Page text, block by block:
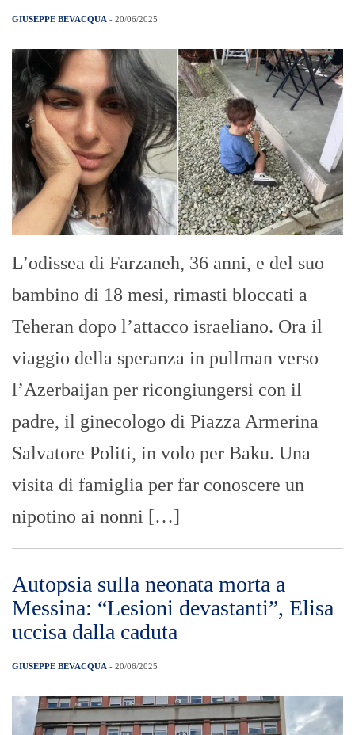
GIUSEPPE BEVACQUA - 20/06/2025
L’odissea di Farzaneh, 36 anni, e del suo
bambino di 18 mesi, rimasti bloccati a
Teheran dopo l’attacco israeliano. Ora il
viaggio della speranza in pullman verso
l’Azerbaijan per ricongiungersi con il
padre, il ginecologo di Piazza Armerina
Salvatore Politi, in volo per Baku. Una
visita di famiglia per far conoscere un
nipotino ai nonni […]
Autopsia sulla neonata morta a
Messina: “Lesioni devastanti”, Elisa
uccisa dalla caduta
GIUSEPPE BEVACQUA - 20/06/2025